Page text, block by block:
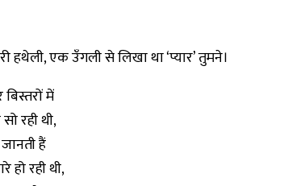
हथेली, एक उँगली से लिखा था ‘प्यार’ तुमने।
में
रही थी,
हैं
हो रही थी,